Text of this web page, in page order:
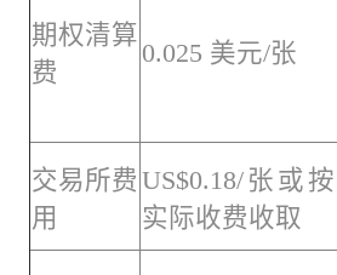
期权清算
费
0.025 美元/张
交易所费
用
US$0.18/张或
实际收费收取